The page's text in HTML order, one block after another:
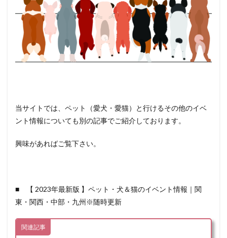
当サイトでは、ペット（愛犬・愛猫）と行けるその他のイベ
ント情報についても別の記事でご紹介しております。
興味があればご覧下さい。
■ 【 2023年最新版 】ペット・犬＆猫のイベント情報｜関
東・関西・中部・九州※随時更新
関連記事